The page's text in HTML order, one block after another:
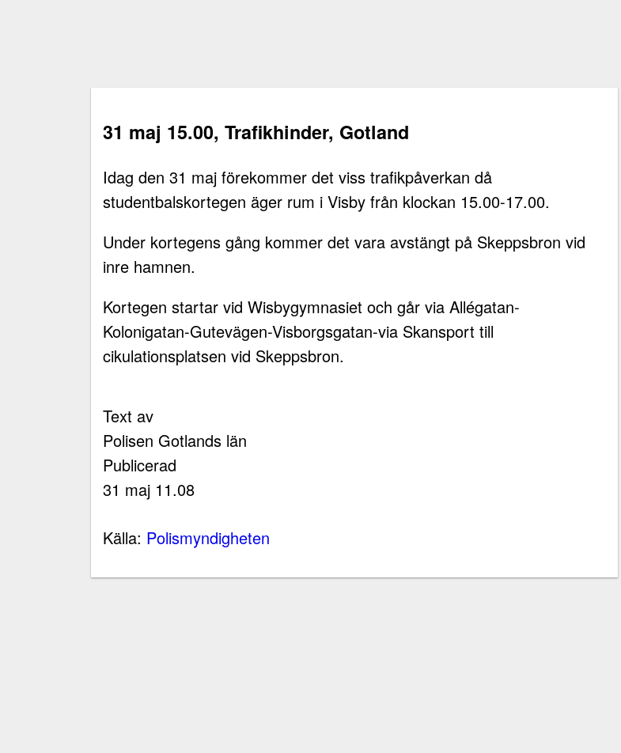
31 maj 15.00, Trafikhinder, Gotland
Idag den 31 maj förekommer det viss trafikpåverkan då
studentbalskortegen äger rum i Visby från klockan 15.00-17.00.
Under kortegens gång kommer det vara avstängt på Skeppsbron vid
inre hamnen.
Kortegen startar vid Wisbygymnasiet och går via Allégatan-
Kolonigatan-Gutevägen-Visborgsgatan-via Skansport till
cikulationsplatsen vid Skeppsbron.
Text av
Polisen Gotlands län
Publicerad
31 maj 11.08
Källa: Polismyndigheten